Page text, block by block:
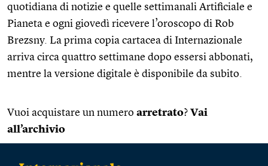
quotidiana di notizie e quelle settimanali Artificiale e
Pianeta e ogni giovedì ricevere l’oroscopo di Rob
Brezsny. La prima copia cartacea di Internazionale
arriva circa quattro settimane dopo essersi abbonati,
mentre la versione digitale è disponibile da subito.
Vuoi acquistare un numero arretrato? Vai
all’archivio